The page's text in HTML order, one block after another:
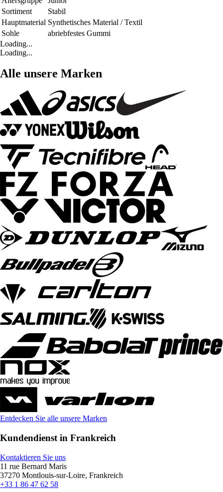
Sortiment
Stabil
Hauptmaterial Synthetisches Material / Textil
Sohle
abriebfestes Gummi
Loading...
Loading...
Alle unsere Marken
Entdecken Sie alle unsere Marken
Kundendienst in Frankreich
Kontaktieren Sie uns
11 rue Bernard Maris
37270 Montlouis-sur-Loire, Frankreich
+33 1 86 47 62 58